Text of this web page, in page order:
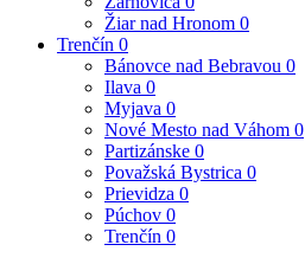
Žiar nad Hronom 0
Trenčín 0
Bánovce nad Bebravou 0
Ilava 0
Myjava 0
Nové Mesto nad Váhom 0
Partizánske 0
Považská Bystrica 0
Prievidza 0
Púchov 0
Trenčín 0